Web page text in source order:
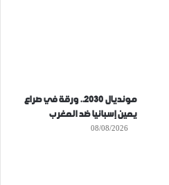
مونديال 2030.. ورقة في صراع
يمين إسبانيا ضد المغرب
08/08/2026